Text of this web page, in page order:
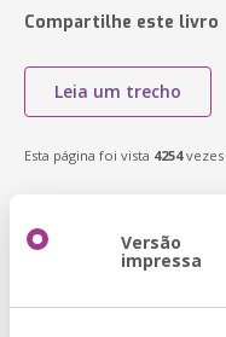
Compartilhe este livro
Leia um trecho
Esta página foi vista 4254vezes
Versão
impressa